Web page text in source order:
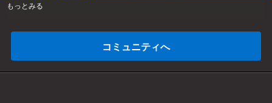
もっとみる
コミュニティへ